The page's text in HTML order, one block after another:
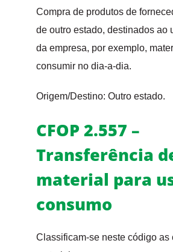
Compra de produtos de
de outro estado, destinados ao
da empresa, por exemplo,
consumir no dia-a-dia.
Origem/Destino: Outro estado.
CFOP 2.557 –
Transferência
material para
consumo
Classificam-se neste código as